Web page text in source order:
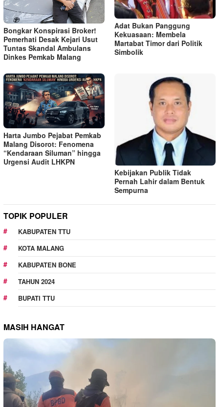
Bongkar Konspirasi Broker!
Pemerhati Desak Kejari Usut
Tuntas Skandal Ambulans
Dinkes Pemkab Malang
Adat Bukan Panggung
Kekuasaan: Membela
Martabat Timor dari Politik
Simbolik
Harta Jumbo Pejabat Pemkab
Malang Disorot: Fenomena
“Kendaraan Siluman” hingga
Urgensi Audit LHKPN
Kebijakan Publik Tidak
Pernah Lahir dalam Bentuk
Sempurna
TOPIK POPULER
KABUPATEN TTU
KOTA MALANG
KABUPATEN BONE
TAHUN 2024
BUPATI TTU
MASIH HANGAT